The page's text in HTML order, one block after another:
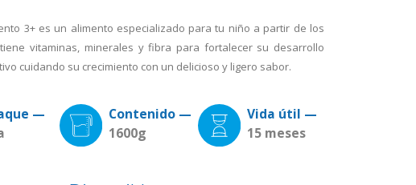
3+ es un alimento especializado para tu niño a partir de los
vitaminas, minerales y fibra para fortalecer su desarrollo
cuidando su crecimiento con un delicioso y ligero sabor.
—
Contenido —
1600g
Vida útil —
15 meses